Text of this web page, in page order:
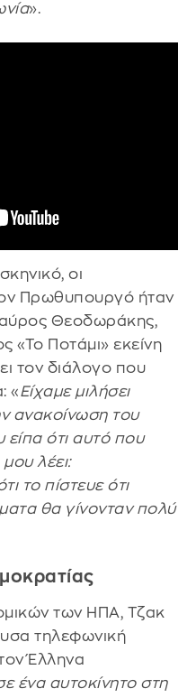
».
οι
Πρωθυπουργό ήταν
Θεοδωράκης,
«Το Ποτάμι» εκείνη
τον διάλογο που
«Είχαμε μιλήσει
ανακοίνωση του
ότι αυτό που
μου λέει:
το πίστευε ότι
θα γίνονταν πολύ
των ΗΠΑ, Τζακ
τηλεφωνική
Έλληνα
ένα αυτοκίνητο στη